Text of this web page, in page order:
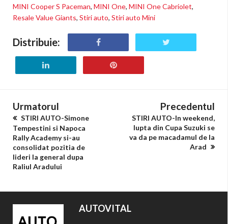
MINI Cooper S Paceman, MINI One, MINI One Cabriolet,
Resale Value Giants, Stiri auto, Stiri auto Mini
Distribuie:
Urmatorul
STIRI AUTO-Simone
Tempestini si Napoca
Rally Academy si-au
consolidat pozitia de
lideri la general dupa
Raliul Aradului
Precedentul
STIRI AUTO-In weekend,
lupta din Cupa Suzuki se
va da pe macadamul de la
Arad
AUTOVITAL